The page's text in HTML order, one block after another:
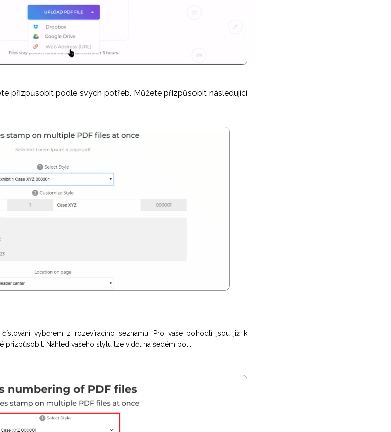
přizpůsobit podle svých potřeb. Můžete přizpůsobit následující
výběrem z rozevíracího seznamu. Pro vaše pohodlí jsou již k
přizpůsobit. Náhled vašeho stylu lze vidět na šedém poli.